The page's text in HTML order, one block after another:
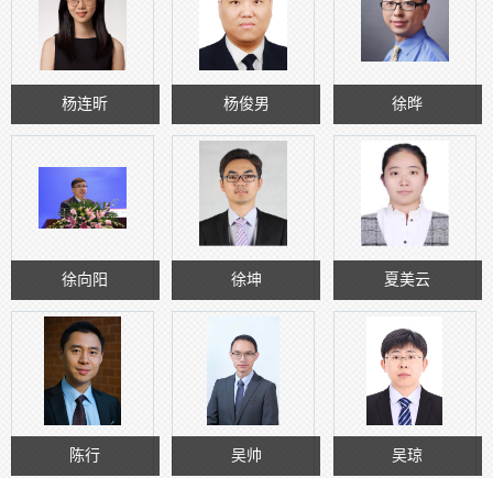
杨连昕 杨俊男 徐晔
徐向阳 徐坤 夏美云
陈行 吴帅 吴琼